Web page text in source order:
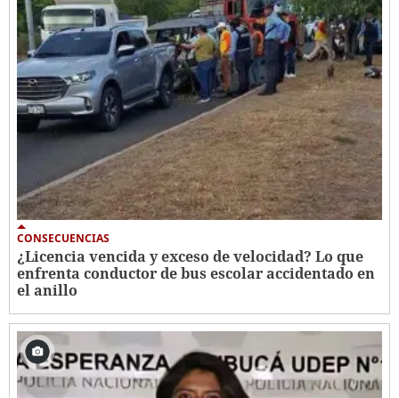
CONSECUENCIAS
¿Licencia vencida y exceso de velocidad? Lo que
enfrenta conductor de bus escolar accidentado en
el anillo